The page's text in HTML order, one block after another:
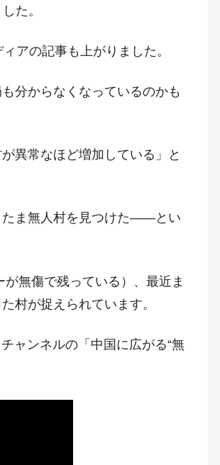
売れている。6カ月で対前年同期比
行け！」「極右勢力」のプラカー
だから無理だってば。
物教授も登場！
るからできない。
た。
アの記事も上がりました。
分からなくなっているのかも
異常なほど増加している」と
たま無人村を見つけた――とい
無傷で残っている）、最近ま
村が捉えられています。
ャンネルの「中国に広がる“無